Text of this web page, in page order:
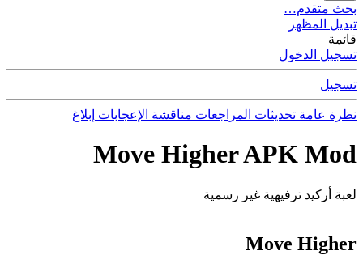
بحث متقدم…
تبديل المظهر
قائمة
تسجيل الدخول
تسجيل
نظرة عامة تحديثات المراجعات مناقشة الإعجابات إبلاغ
Move Higher APK Mod
لعبة أركيد ترفيهية غير رسمية
Move Higher